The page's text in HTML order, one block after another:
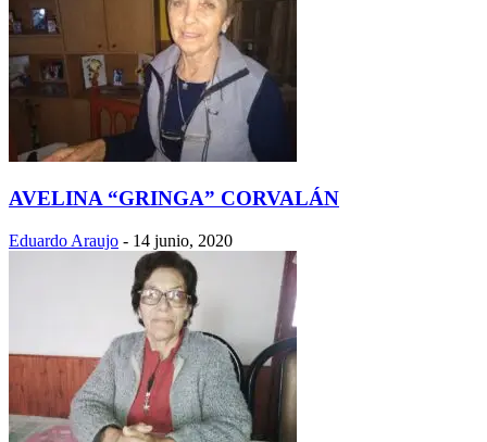
AVELINA “GRINGA” CORVALÁN
Eduardo Araujo - 14 junio, 2020